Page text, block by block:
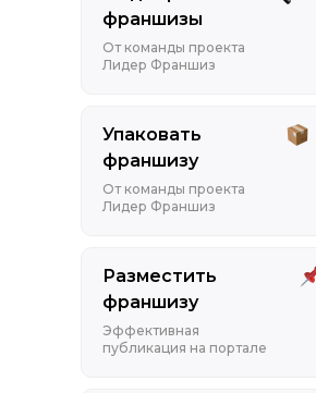
франшизы
От команды проекта
Лидер Франшиз
Разместить
франшизу
Эффективная
публикация на портале
Упаковать
франшизу
От команды проекта
Лидер Франшиз